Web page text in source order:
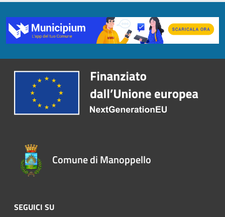
Comune di Manoppello
SEGUICI SU